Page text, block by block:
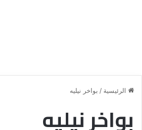
الرئيسية / بواخر نيليه
بواخر نيليه